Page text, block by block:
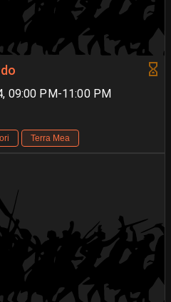
09:00 PM-11:00 PM
Terra Mea